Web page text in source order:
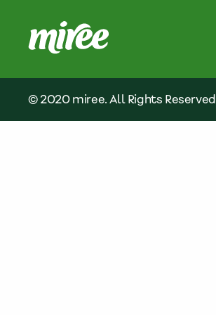
© 2020 miree. All Rights Reserved